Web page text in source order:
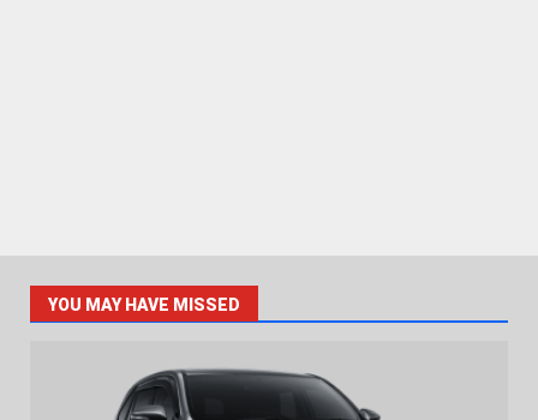
YOU MAY HAVE MISSED